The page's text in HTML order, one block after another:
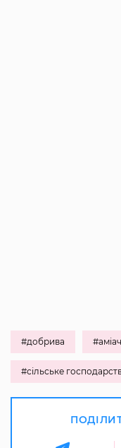
#добрива
#сільське